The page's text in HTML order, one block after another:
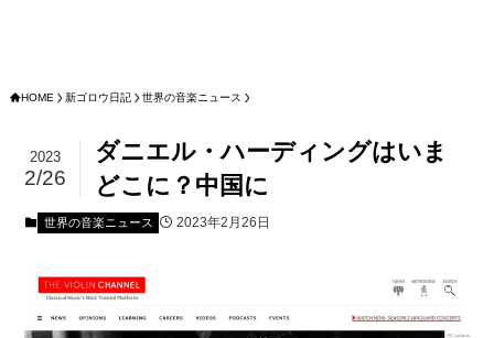
HOME 新ゴロウ日記 世界の音楽ニュース
ダニエル・ハーディングはいま
どこに？中国に
2023
2/26
世界の音楽ニュース 2023年2月26日